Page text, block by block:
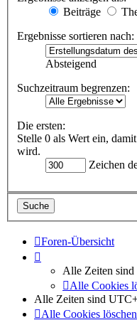
Beiträge
Ergebnisse sortieren nach:
Absteigend
Suchzeitraum begrenzen:
Die ersten:
Stelle 0 als Wert ein,
wird.
Zeichen
Foren-Übersicht
Alle Zeiten sind
Alle Cookies
Alle Zeiten sind
Alle Cookies löschen